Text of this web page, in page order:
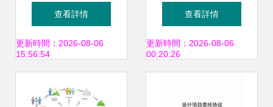
務線上交易設計探
索
查看詳情
更新時間：2026-08-06
15:56:54
些，定制家具還不
怕被坑？設計服務
查看詳情
更新時間：2026-08-06
00:20:26